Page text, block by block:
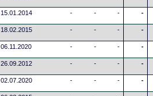
15.01.2014 - - - -
18.02.2015 - - - -
06.11.2020 - - - -
26.09.2012 - - - -
02.07.2020 - - - -